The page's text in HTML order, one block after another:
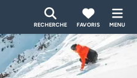
RECHERCHE FAVORIS MENU